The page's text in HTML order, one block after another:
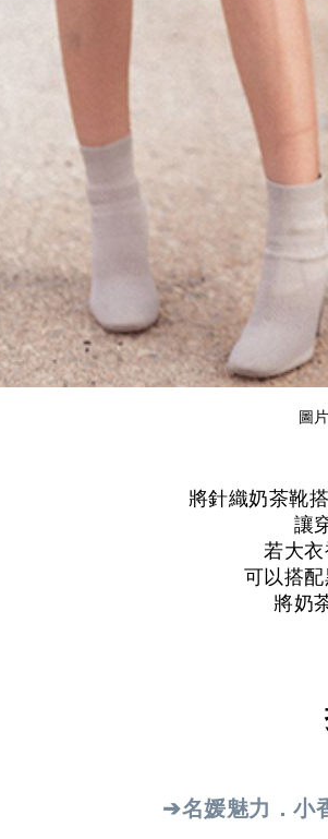
圖
將針織奶茶靴
讓
若大
可以搭
將奶
➔名媛魅力．小